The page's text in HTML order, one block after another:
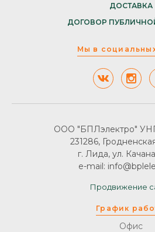
ДОСТАВКА
ДОГОВОР
Мы в
График
Офис
ООО "БПЛэлектро"
231286,
г. Лида, ул.
e-mail:
Продвижение